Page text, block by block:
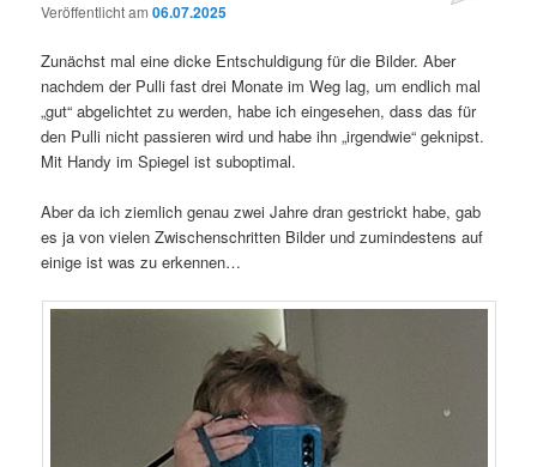
Veröffentlicht am06.07.2025
Zunächst mal eine dicke Entschuldigung für die Bilder. Aber
nachdem der Pulli fast drei Monate im Weg lag, um endlich mal
„gut“ abgelichtet zu werden, habe ich eingesehen, dass das für
den Pulli nicht passieren wird und habe ihn „irgendwie“ geknipst.
Mit Handy im Spiegel ist suboptimal.
Aber da ich ziemlich genau zwei Jahre dran gestrickt habe, gab
es ja von vielen Zwischenschritten Bilder und zumindestens auf
einige ist was zu erkennen…